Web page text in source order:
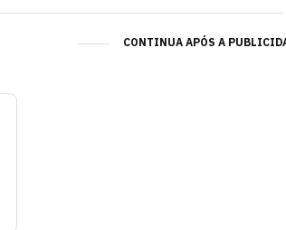
CONTINUA APÓS A